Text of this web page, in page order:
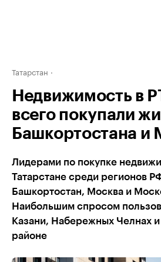
Татарстан
Недвижимость в
всего покупали
Башкортостана и
Лидерами по покупке
Татарстане среди регионов
Башкортостан, Москва и
Наибольшим спросом
Казани, Набережных Челнах
районе